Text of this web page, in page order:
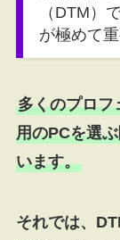
（DTM）
が極めて重
多くのプロフ
用のPCを選
います。
それでは、